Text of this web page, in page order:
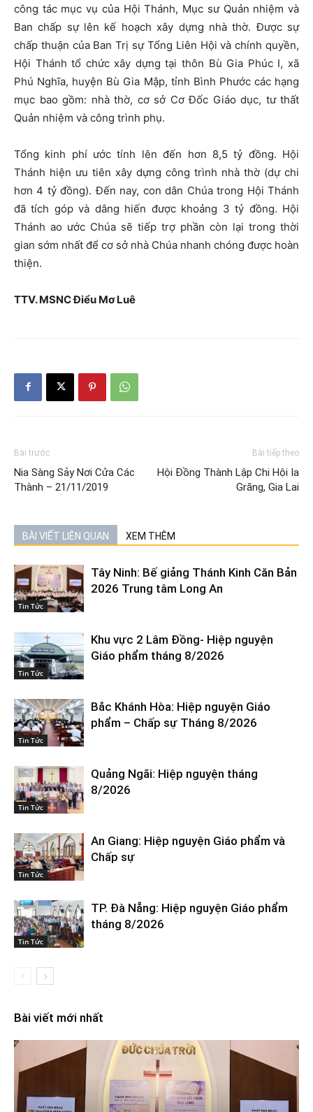
công tác mục vụ của Hội Thánh, Mục sư Quản nhiệm và
Ban chấp sự lên kế hoạch xây dựng nhà thờ. Được sự
chấp thuận của Ban Trị sự Tổng Liên Hội và chính quyền,
Hội Thánh tổ chức xây dựng tại thôn Bù Gia Phúc I, xã
Phú Nghĩa, huyện Bù Gia Mập, tỉnh Bình Phước các hạng
mục bao gồm: nhà thờ, cơ sở Cơ Đốc Giáo dục, tư thất
Quản nhiệm và công trình phụ.
Tổng kinh phí ước tính lên đến hơn 8,5 tỷ đồng. Hội
Thánh hiện ưu tiên xây dựng công trình nhà thờ (dự chi
hơn 4 tỷ đồng). Đến nay, con dân Chúa trong Hội Thánh
đã tích góp và dâng hiến được khoảng 3 tỷ đồng. Hội
Thánh ao ước Chúa sẽ tiếp trợ phần còn lại trong thời
gian sớm nhất để cơ sở nhà Chúa nhanh chóng được hoàn
thiện.
TTV. MSNC Điểu Mơ Luê
Bài trước
Nia Sàng Sảy Nơi Cửa Các
Thành – 21/11/2019
Bài tiếp theo
Hội Đồng Thành Lập Chi Hội Ia
Grăng, Gia Lai
BÀI VIẾT LIÊN QUAN XEM THÊM
Tin Tức
Tây Ninh: Bế giảng Thánh Kinh Căn Bản
2026 Trung tâm Long An
Tin Tức
Khu vực 2 Lâm Đồng- Hiệp nguyện
Giáo phẩm tháng 8/2026
Tin Tức
Bắc Khánh Hòa: Hiệp nguyện Giáo
phẩm – Chấp sự Tháng 8/2026
Tin Tức
Quảng Ngãi: Hiệp nguyện tháng
8/2026
Tin Tức
An Giang: Hiệp nguyện Giáo phẩm và
Chấp sự
Tin Tức
TP. Đà Nẵng: Hiệp nguyện Giáo phẩm
tháng 8/2026
Bài viết mới nhất